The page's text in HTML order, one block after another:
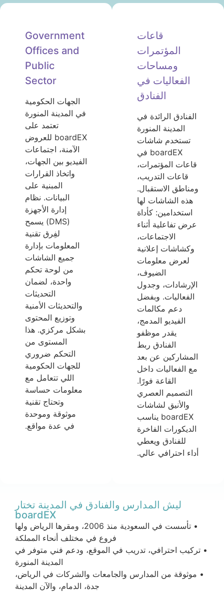
قاعات
المؤتمرات
ومساحات
الفعاليات في
الفنادق
الفنادق الرائدة في
المدينة المنورة
تستخدم شاشات
boardEX في
قاعات المؤتمرات،
قاعات التدريب،
ومناطق الاستقبال.
هذه الشاشات لها
استخدامين: كأداة
عرض تفاعلية أثناء
الاجتماعات،
وكشاشات إعلانية
لعرض معلومات
الضيوف،
الإرشادات، وجدول
الفعاليات. وبفضل
دعم مكالمات
الفيديو المدمج،
يقدر موظفو
الفنادق ربط
المشاركين عن بعد
مع الفعاليات داخل
القاعة فورًا.
التصميم العصري
والأنيق لشاشات
boardEX يناسب
الديكورات الفاخرة
للفنادق ويعطي
أداء احترافي عالي.
Government
Offices and
Public
Sector
الجهات الحكومية
في المدينة المنورة
تعتمد على
boardEX للعروض
الآمنة، اجتماعات
الفيديو بين الجهات،
واتخاذ القرارات
المبنية على
البيانات. نظام
إدارة الأجهزة
(DMS) يسمح
لفِرق تقنية
المعلومات بإدارة
جميع الشاشات
من لوحة تحكم
واحدة، لضمان
التحديثات
والتحديثات الأمنية
وتوزيع المحتوى
بشكل مركزي. هذا
المستوى من
التحكم ضروري
للجهات الحكومية
اللي تتعامل مع
معلومات حساسة
وتحتاج تقنية
موثوقة وموحدة
في عدة مواقع.
ليش المدارس والفنادق في المدينة تختار
boardEX
• تأسست في السعودية منذ 2006، ومقرها الرياض ولها
فروع في مختلف أنحاء المملكة
• تركيب احترافي، تدريب في الموقع، ودعم فني متوفر في
المدينة المنورة
• موثوقة من المدارس والجامعات والشركات في الرياض،
جدة، الدمام، والآن المدينة